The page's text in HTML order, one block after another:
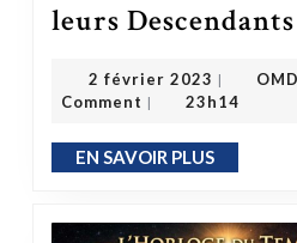
leurs
2 février 2023 |
Comment | 23h14
EN SAVOIR PLUSEN SAVOIR PLUS